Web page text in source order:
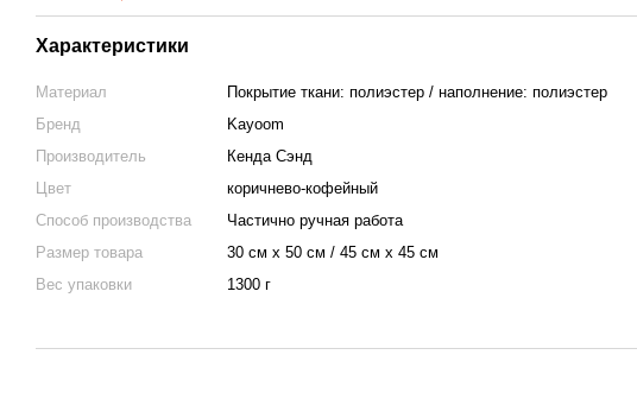
Характеристики
Материал
Покрытие ткани: полиэстер / наполнение: полиэстер
Бренд
Kayoom
Производитель
Кенда Сэнд
Цвет
коричнево-кофейный
Способ производства
Частично ручная работа
Размер товара
30 см x 50 см / 45 см x 45 см
Вес упаковки
1300 г